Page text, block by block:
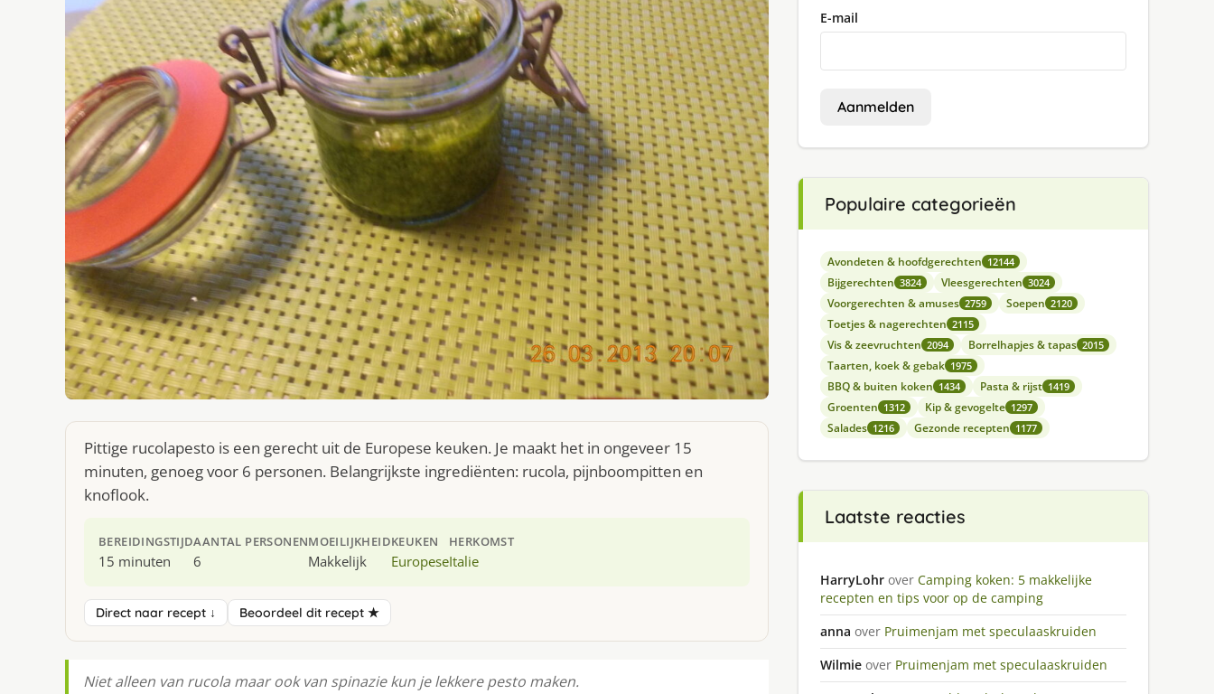
Pittige rucolapesto is een gerecht uit de Europese keuken. Je maakt het in ongeveer 15
minuten, genoeg voor 6 personen. Belangrijkste ingrediënten: rucola, pijnboompitten en
knoflook.
BEREIDINGSTIJD
15 minuten
AANTAL PERSONEN
6
MOEILIJKHEID
Makkelijk
KEUKEN
Europese
HERKOMST
Italie
Direct naar recept ↓ Beoordeel dit recept ★
Niet alleen van rucola maar ook van spinazie kun je lekkere pesto maken.
E-mail
Aanmelden
Populaire categorieën
Avondeten & hoofdgerechten 12144
Bijgerechten 3824 Vleesgerechten 3024
Voorgerechten & amuses 2759 Soepen 2120
Toetjes & nagerechten 2115
Vis & zeevruchten 2094 Borrelhapjes & tapas 2015
Taarten, koek & gebak 1975
BBQ & buiten koken 1434 Pasta & rijst 1419
Groenten 1312 Kip & gevogelte 1297
Salades 1216 Gezonde recepten 1177
Laatste reacties
HarryLohr over Camping koken: 5 makkelijke
recepten en tips voor op de camping
anna over Pruimenjam met speculaaskruiden
Wilmie over Pruimenjam met speculaaskruiden